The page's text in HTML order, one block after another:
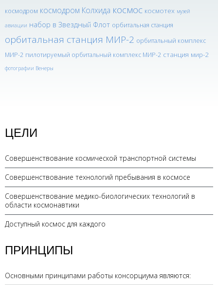
космодром космодром Колхида космос космотех музей
авиации набор в Звездный Флот орбитальная станция
орбитальная станция МИР-2 орбитальный комплекс
МИР-2 пилотируемый орбитальный комплекс МИР-2 станция мир-2
фотографии Венеры
ЦЕЛИ
Совершенствование космической транспортной системы
Совершенствование технологий пребывания в космосе
Совершенствование медико-биологических технологий в
области космонавтики
Доступный космос для каждого
ПРИНЦИПЫ
Основными принципами работы консорциума являются: